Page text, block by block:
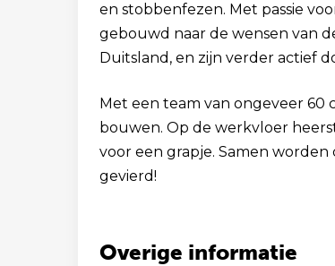
en stobbenfezen. Met passie
gebouwd naar de wensen van
Duitsland, en zijn verder actief
Met een team van ongeveer 60
bouwen. Op de werkvloer
voor een grapje. Samen
gevierd!
Overige informatie